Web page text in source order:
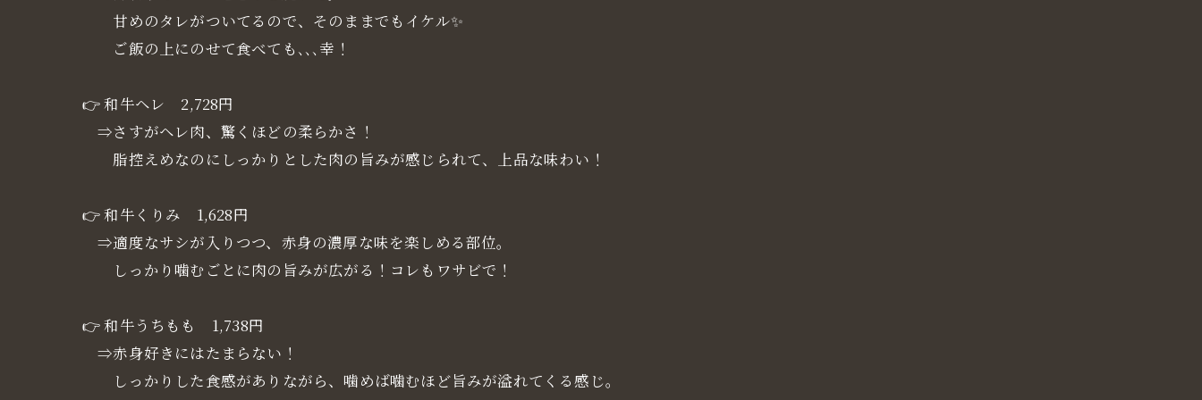
甘めのタレがついてるので、そのままでもイケル✨
ご飯の上にのせて食べても､､､幸！
👉 和牛ヘレ 2,728円
⇒さすがヘレ肉、驚くほどの柔らかさ！
脂控えめなのにしっかりとした肉の旨みが感じられて、上品な味わい！
👉 和牛くりみ 1,628円
⇒適度なサシが入りつつ、赤身の濃厚な味を楽しめる部位。
しっかり噛むごとに肉の旨みが広がる！コレもワサビで！
👉 和牛うちもも 1,738円
⇒赤身好きにはたまらない！
しっかりした食感がありながら、噛めば噛むほど旨みが溢れてくる感じ。